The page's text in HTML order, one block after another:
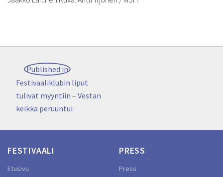
Artikkelien
selaus
Published in
Festivaaliklubin liput
tulivat myyntiin – Vestan
keikka peruuntui
FESTIVAALI
Etusivu
PRESS
Press